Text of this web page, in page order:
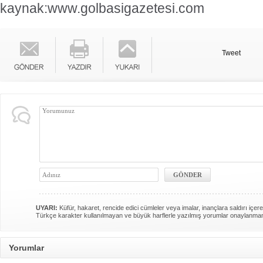
kaynak:www.golbasigazetesi.com
Tweet
UYARI: Küfür, hakaret, rencide edici cümleler veya imalar, inançlara saldırı
Türkçe karakter kullanılmayan ve büyük harflerle yazılmış yorumlar
Yorumlar